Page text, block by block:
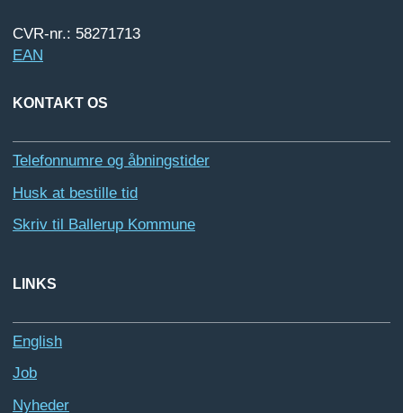
CVR-nr.: 58271713
EAN
KONTAKT OS
Telefonnumre og åbningstider
Husk at bestille tid
Skriv til Ballerup Kommune
LINKS
English
Job
Nyheder